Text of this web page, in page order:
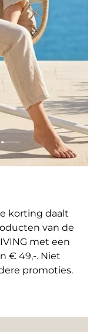
van 4
laden 3 van 4
Dia laden 4 van 4
korting daalt
van de
met een
€ 49,-. Niet
promoties.